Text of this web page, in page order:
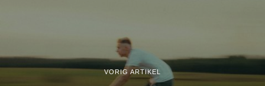
VORIG ARTIKEL